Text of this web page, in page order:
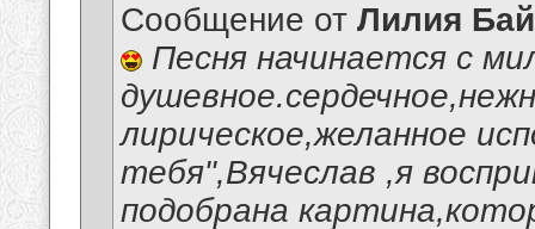
Сообщение от Лилия
Песня начинается с
лирическое,желанное
тебя",Вячеслав ,я
подобрана